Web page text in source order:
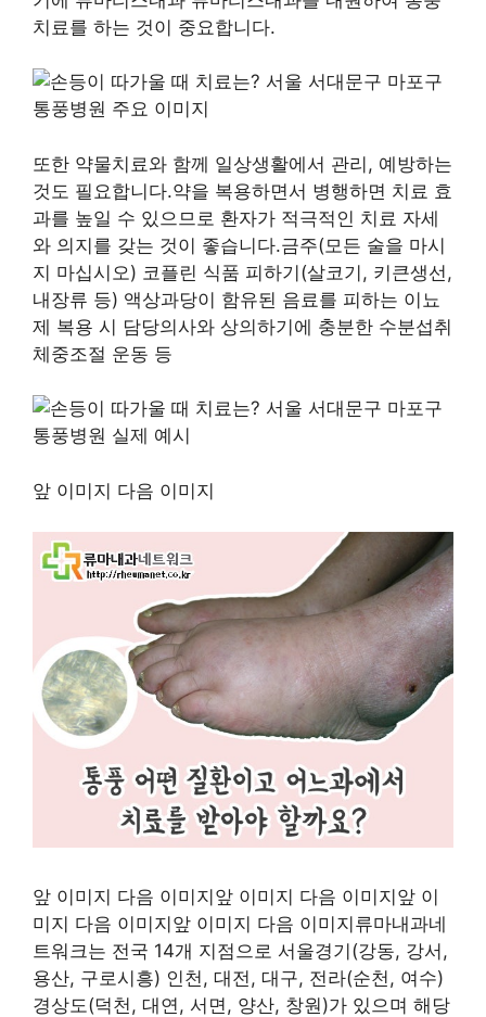
치료를 하는 것이 중요합니다.
또한 약물치료와 함께 일상생활에서 관리, 예방하는
것도 필요합니다.약을 복용하면서 병행하면 치료 효
과를 높일 수 있으므로 환자가 적극적인 치료 자세
와 의지를 갖는 것이 좋습니다.금주(모든 술을 마시
지 마십시오) 코플린 식품 피하기(살코기, 키큰생선,
내장류 등) 액상과당이 함유된 음료를 피하는 이뇨
제 복용 시 담당의사와 상의하기에 충분한 수분섭취
체중조절 운동 등
앞 이미지 다음 이미지
앞 이미지 다음 이미지앞 이미지 다음 이미지앞 이
미지 다음 이미지앞 이미지 다음 이미지류마내과네
트워크는 전국 14개 지점으로 서울경기(강동, 강서,
용산, 구로시흥) 인천, 대전, 대구, 전라(순천, 여수)
경상도(덕천, 대연, 서면, 양산, 창원)가 있으며 해당